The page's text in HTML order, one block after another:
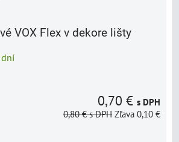
VOX Flex v dekore lišty
0,70 € s DPH
0,80 €s DPH Zľava 0,10 €